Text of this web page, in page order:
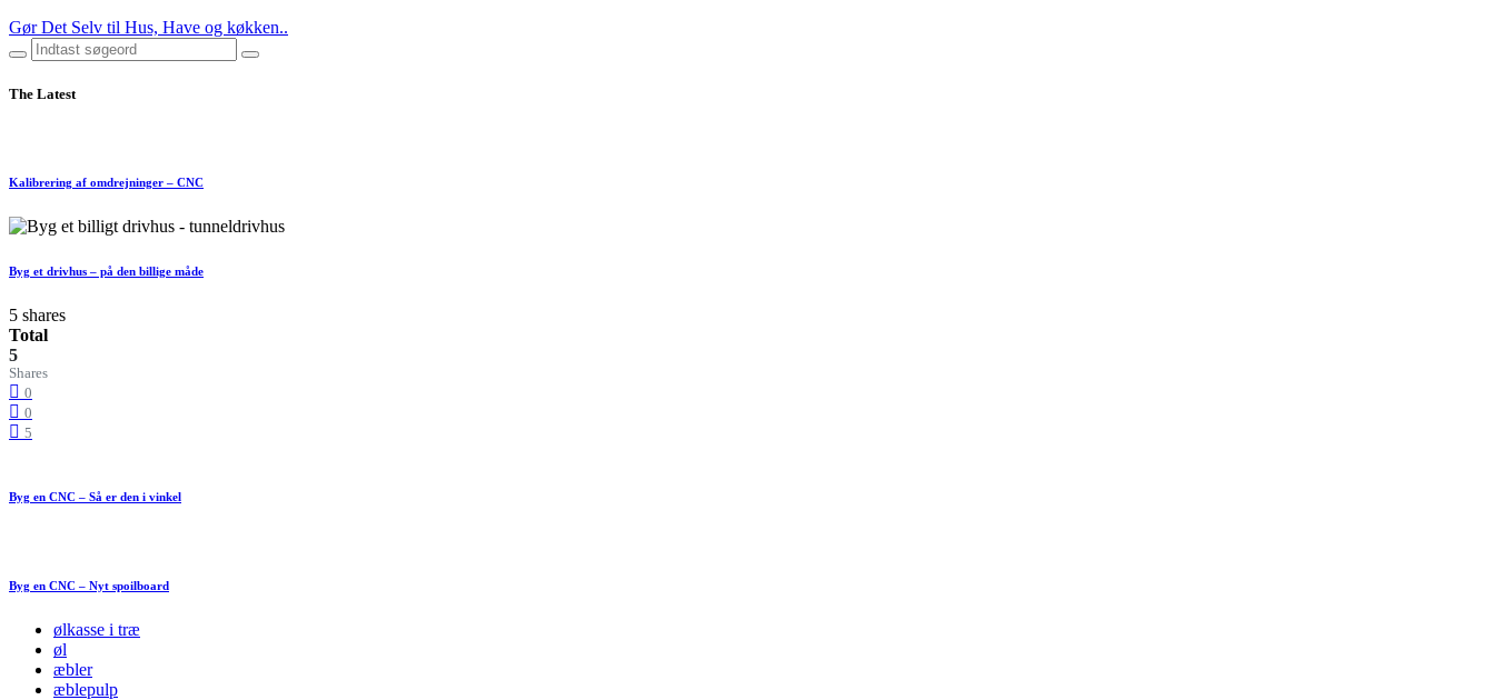
Gør Det Selv til Hus, Have og køkken..
The Latest
Kalibrering af omdrejninger – CNC
Byg et drivhus – på den billige måde
5 shares
Total
5
Shares
0
0
5
Byg en CNC – Så er den i vinkel
Byg en CNC – Nyt spoilboard
ølkasse i træ
øl
æbler
æblepulp